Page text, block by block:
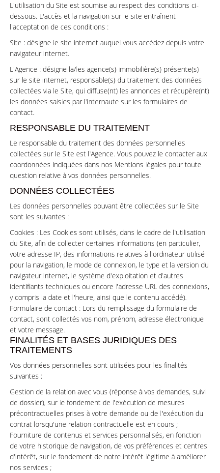
L'utilisation du Site est soumise au respect des conditions ci-
dessous. L'accès et la navigation sur le site entraînent
l'acceptation de ces conditions :
Site : désigne le site internet auquel vous accédez depuis votre
navigateur internet.
L'Agence : désigne la/les agence(s) immobilière(s) présente(s)
sur le site internet, responsable(s) du traitement des données
collectées via le Site, qui diffuse(nt) les annonces et récupère(nt)
les données saisies par l'internaute sur les formulaires de
contact.
RESPONSABLE DU TRAITEMENT
Le responsable du traitement des données personnelles
collectées sur le Site est l'Agence. Vous pouvez le contacter aux
coordonnées indiquées dans nos Mentions légales pour toute
question relative à vos données personnelles.
DONNÉES COLLECTÉES
Les données personnelles pouvant être collectées sur le Site
sont les suivantes :
Cookies : Les Cookies sont utilisés, dans le cadre de l'utilisation
du Site, afin de collecter certaines informations (en particulier,
votre adresse IP, des informations relatives à l'ordinateur utilisé
pour la navigation, le mode de connexion, le type et la version du
navigateur internet, le système d'exploitation et d'autres
identifiants techniques ou encore l'adresse URL des connexions,
y compris la date et l'heure, ainsi que le contenu accédé).
Formulaire de contact : Lors du remplissage du formulaire de
contact, sont collectés vos nom, prénom, adresse électronique
et votre message.
FINALITÉS ET BASES JURIDIQUES DES
TRAITEMENTS
Vos données personnelles sont utilisées pour les finalités
suivantes :
Gestion de la relation avec vous (réponse à vos demandes, suivi
de dossier), sur le fondement de l'exécution de mesures
précontractuelles prises à votre demande ou de l'exécution du
contrat lorsqu'une relation contractuelle est en cours ;
Fourniture de contenus et services personnalisés, en fonction
de votre historique de navigation, de vos préférences et centres
d'intérêt, sur le fondement de notre intérêt légitime à améliorer
nos services ;